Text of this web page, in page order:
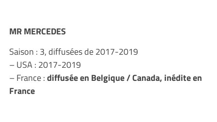
MR MERCEDES
Saison : 3, diffusées de 2017-2019
– USA : 2017-2019
– France :diffusée en Belgique / Canada, inédite en
France